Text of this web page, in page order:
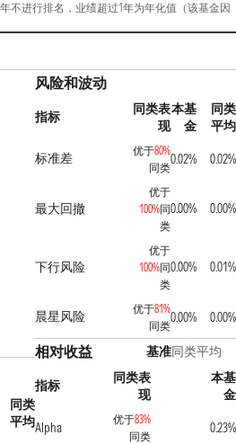
年不进行排名，业绩超过1年为年化值（该基金因
同类
平均
风险和波动
指标
同类表
现
本基
金
同类
平均
标准差
优于80%
同类
0.02% 0.02%
最大回撤
优于
100%同
类
0.00% 0.00%
下行风险
优于
100%同
类
0.00% 0.01%
晨星风险 优于81%
同类
0.00% 0.00%
相对收益 基准同类平均
指标
同类表
现
本基
金
Alpha
优于83%
同类
0.23%